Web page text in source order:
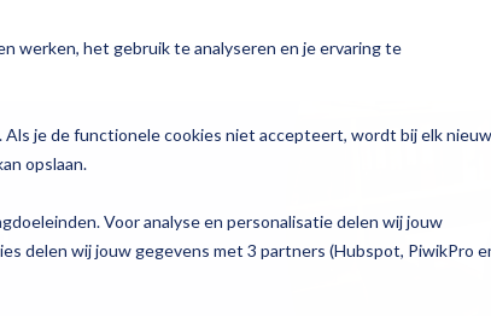
werken, het gebruik te analyseren en je ervaring te
je de functionele cookies niet accepteert, wordt bij elk nieuw
opslaan.
Voor analyse en personalisatie delen wij jouw
delen wij jouw gegevens met 3 partners (Hubspot, PiwikPro
wie Services Over Magister